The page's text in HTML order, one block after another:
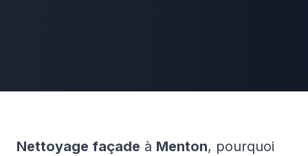
Nettoyage façade à Menton, pourquoi